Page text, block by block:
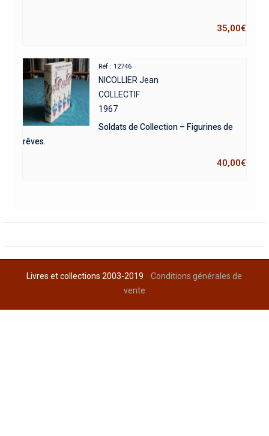
35,00€
Réf : 12746
NICOLLIER Jean
COLLECTIF
1967
Soldats de Collection – Figurines de
rêves.
40,00€
Livres et collections 2003-2019Conditions générales de
vente